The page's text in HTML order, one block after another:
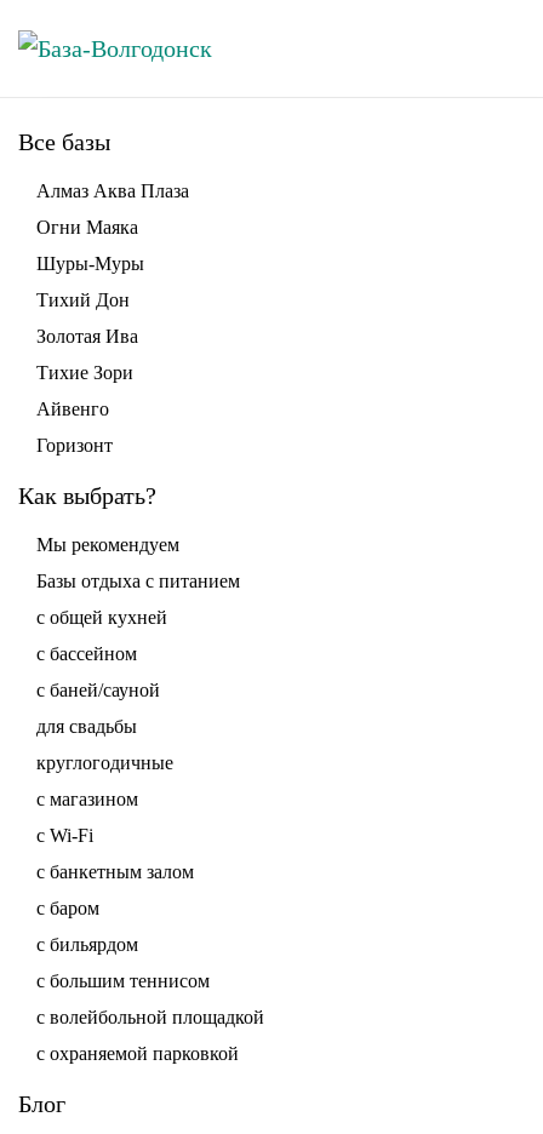
Skip to main content
Все базы
Алмаз Аква Плаза
Огни Маяка
Шуры-Муры
Тихий Дон
Золотая Ива
Тихие Зори
Айвенго
Горизонт
Как выбрать?
Мы рекомендуем
Базы отдыха с питанием
с общей кухней
с бассейном
с баней/сауной
для свадьбы
круглогодичные
с магазином
с Wi-Fi
с банкетным залом
с баром
с бильярдом
с большим теннисом
с волейбольной площадкой
с охраняемой парковкой
Блог